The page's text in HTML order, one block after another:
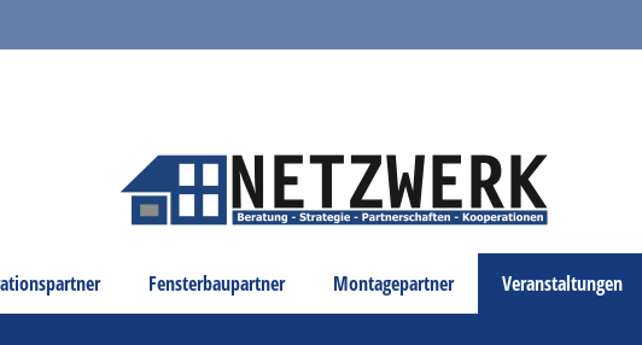
Fensterbaupartner Montagepartner Veranstaltungen